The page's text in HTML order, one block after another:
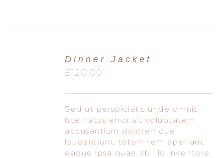
Dinner Jacket
£120.00
Sed ut perspiciatis unde omnis
iste natus error sit voluptatem
accusantium doloremque
laudantium, totam rem aperiam,
eaque ipsa quae ab illo inventore